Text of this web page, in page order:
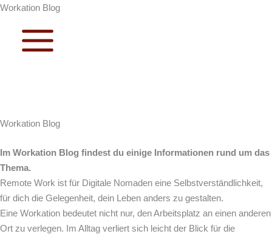
Workation Blog
work at
new places
Workation Blog
Im Workation Blog findest du einige Informationen rund um das
Thema.
Remote Work ist für Digitale Nomaden eine Selbstverständlichkeit,
für dich die Gelegenheit, dein Leben anders zu gestalten.
Eine Workation bedeutet nicht nur, den Arbeitsplatz an einen anderen
Ort zu verlegen. Im Alltag verliert sich leicht der Blick für die